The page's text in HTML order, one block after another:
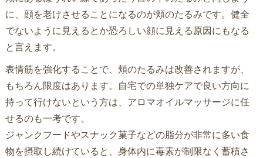
に、顔を老けさせることになるのが頬のたるみです。健全
でないように見えるとか恐ろしい顔に見える原因にもなる
と言えます。
表情筋を強化することで、頬のたるみは改善されますが、
もちろん限度はあります。自宅での単独ケアで良い方向に
持って行けないという方は、アロマオイルマッサージに任
せるのも一考です。
ジャンクフードやスナック菓子などの脂分が非常に多い食
物を摂取し続けていると、身体内に毒素が制限なく蓄積さ